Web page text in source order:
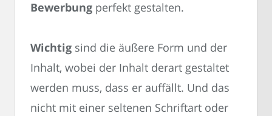
Bewerbung perfekt gestalten.
Wichtig sind die äußere Form und der
Inhalt, wobei der Inhalt derart gestaltet
werden muss, dass er auffällt. Und das
nicht mit einer seltenen Schriftart oder